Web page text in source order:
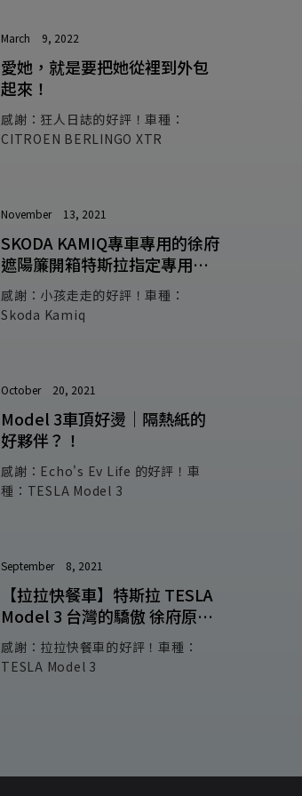
March 9, 2022
愛她，就是要把她從裡到外包
起來！
感謝：狂人日誌的好評！車種：
CITROEN BERLINGO XTR
November 13, 2021
SKODA KAMIQ專車專用的徐府
遮陽簾開箱特斯拉指定專用台
灣人的驕傲
感謝：小孩走走的好評！車種：
Skoda Kamiq
October 20, 2021
Model 3車頂好燙｜隔熱紙的
好夥伴？！
感謝：Echo's Ev Life 的好評！車
種：TESLA Model 3
September 8, 2021
【拉拉快餐車】特斯拉 TESLA
Model 3 台灣的驕傲 徐府原廠
遮陽罩 Made In Taiwan
感謝：拉拉快餐車的好評！車種：
TESLA Model 3